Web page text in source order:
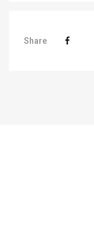
Share